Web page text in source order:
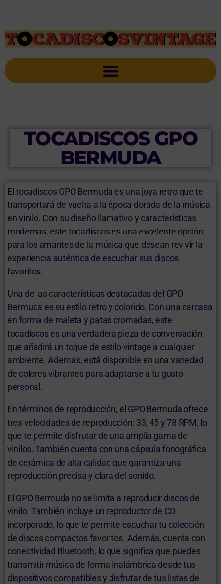
TOCADISCOS GPO
BERMUDA
El tocadiscos GPO Bermuda es una joya retro que te
transportará de vuelta a la época dorada de la música
en vinilo. Con su diseño llamativo y características
modernas, este tocadiscos es una excelente opción
para los amantes de la música que desean revivir la
experiencia auténtica de escuchar sus discos
favoritos.
Una de las características destacadas del GPO
Bermuda es su estilo retro y colorido. Con una carcasa
en forma de maleta y patas cromadas, este
tocadiscos es una verdadera pieza de conversación
que añadirá un toque de estilo vintage a cualquier
ambiente. Además, está disponible en una variedad
de colores vibrantes para adaptarse a tu gusto
personal.
En términos de reproducción, el GPO Bermuda ofrece
tres velocidades de reproducción: 33, 45 y 78 RPM, lo
que te permite disfrutar de una amplia gama de
vinilos. También cuenta con una cápsula fonográfica
de cerámica de alta calidad que garantiza una
reproducción precisa y clara del sonido.
El GPO Bermuda no se limita a reproducir discos de
vinilo. También incluye un reproductor de CD
incorporado, lo que te permite escuchar tu colección
de discos compactos favoritos. Además, cuenta con
conectividad Bluetooth, lo que significa que puedes
transmitir música de forma inalámbrica desde tus
dispositivos compatibles y disfrutar de tus listas de